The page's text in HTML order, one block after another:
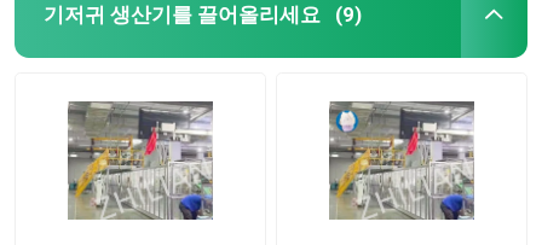
기저귀 생산기를 끌어올리세요 (9)